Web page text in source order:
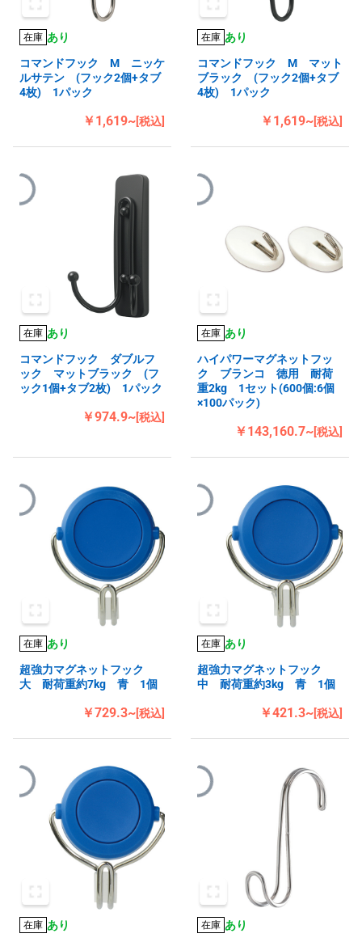
在庫 あり
コマンドフック M ニッケ
ルサテン (フック2個+タブ
4枚) 1パック
￥1,619~[税込]
在庫 あり
コマンドフック M マット
ブラック (フック2個+タブ
4枚) 1パック
￥1,619~[税込]
在庫 あり
コマンドフック ダブルフ
ック マットブラック (フ
ック1個+タブ2枚) 1パック
￥974.9~[税込]
在庫 あり
ハイパワーマグネットフッ
ク ブランコ 徳用 耐荷
重2kg 1セット(600個:6個
×100パック)
￥143,160.7~[税込]
在庫 あり
超強力マグネットフック
大 耐荷重約7kg 青 1個
￥729.3~[税込]
在庫 あり
超強力マグネットフック
中 耐荷重約3kg 青 1個
￥421.3~[税込]
在庫 あり 在庫 あり